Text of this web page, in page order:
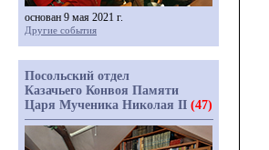
основан 9 мая 2021 г.
Другие события
Посольский отдел
Казачьего Конвоя Памяти
Царя Мученика Николая II (47)